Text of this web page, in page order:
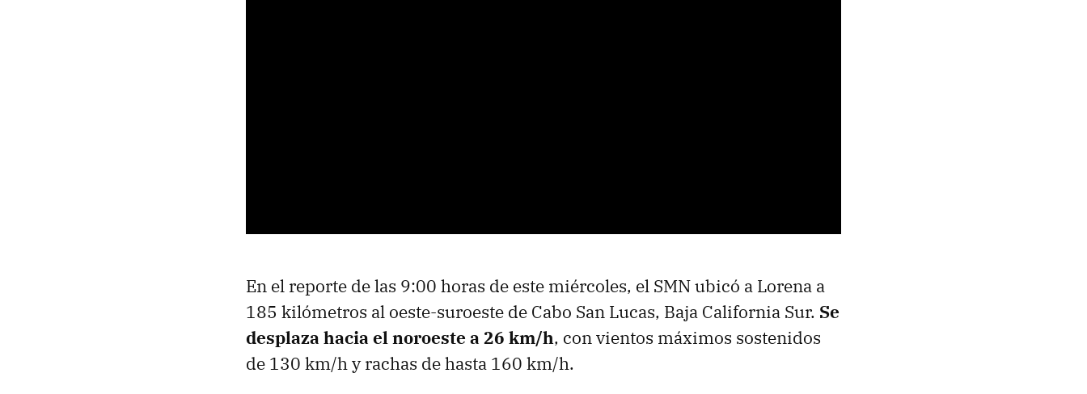
En el reporte de las 9:00 horas de este miércoles, el SMN ubicó a Lorena a
185 kilómetros al oeste-suroeste de Cabo San Lucas, Baja California Sur. Se
desplaza hacia el noroeste a 26 km/h, con vientos máximos sostenidos
de 130 km/h y rachas de hasta 160 km/h.